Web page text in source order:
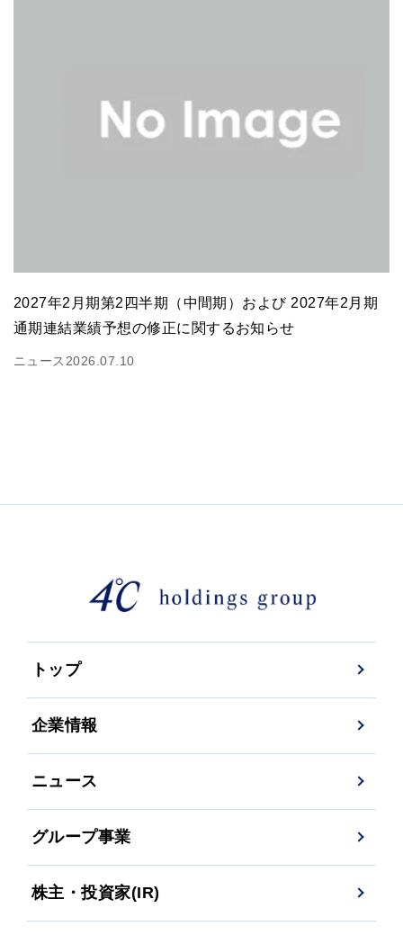
2027年2月期第2四半期（中間期）および 2027年2月期
通期連結業績予想の修正に関するお知らせ
ニュース 2026.07.10
トップ
企業情報
ニュース
グループ事業
株主・投資家(IR)